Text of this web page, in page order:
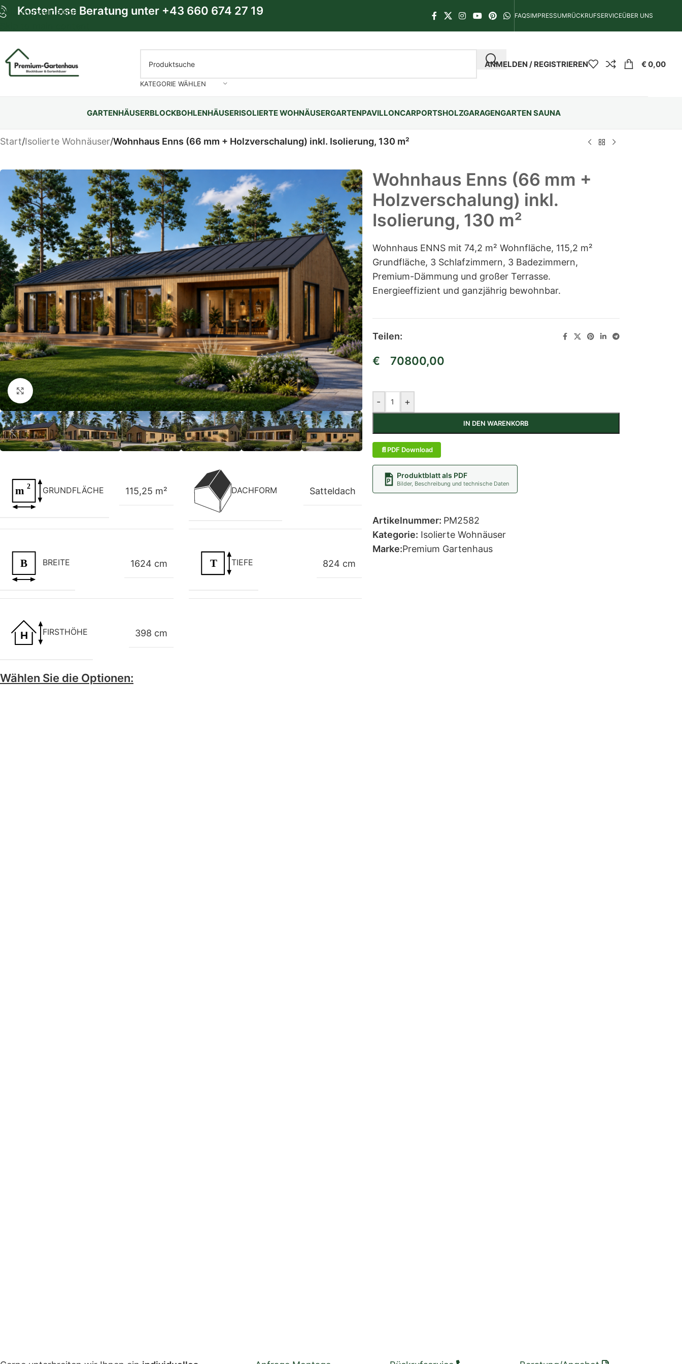
Skip to navigation
Kostenlose Beratung unter +43 660 674 27 19 FAQSIMPRESSUMRÜCKRUFSERVICEÜBER UNS
KATEGORIE WÄHLEN
ANMELDEN / REGISTRIEREN €0,00
GARTENHÄUSERBLOCKBOHLENHÄUSERISOLIERTE WOHNÄUSERGARTENPAVILLONCARPORTSHOLZGARAGENGARTEN SAUNA
Start/Isolierte Wohnäuser/Wohnhaus Enns (66 mm + Holzverschalung) inkl. Isolierung, 130 m²
Klick zum Vergrößern
GRUNDFLÄCHE 115,25 m² DACHFORM Satteldach
BREITE 1624 cm TIEFE 824 cm
FIRSTHÖHE 398 cm
Wohnhaus Enns (66 mm +
Holzverschalung) inkl.
Isolierung, 130 m²
Wohnhaus ENNS mit 74,2 m² Wohnfläche, 115,2 m²
Grundfläche, 3 Schlafzimmern, 3 Badezimmern,
Premium-Dämmung und großer Terrasse.
Energieeffizient und ganzjährig bewohnbar.
Teilen:
€ 70800,00
- +
IN DEN WARENKORB
PDF Download
Produktblatt als PDF
Bilder, Beschreibung und technische Daten
Artikelnummer: PM2582
Kategorie: Isolierte Wohnäuser
Marke:Premium Gartenhaus
Wählen Sie die Optionen: